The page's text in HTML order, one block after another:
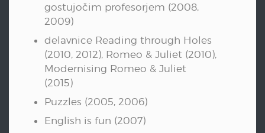
gostujočim profesorjem (2008,
2009)
delavnice Reading through Holes
(2010, 2012), Romeo & Juliet (2010),
Modernising Romeo & Juliet
(2015)
Puzzles (2005, 2006)
English is fun (2007)